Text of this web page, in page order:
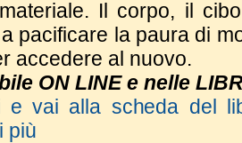
Il corpo, il
pacificare la paura di
accedere al nuovo.
ON LINE e nelle
e vai alla scheda del
più